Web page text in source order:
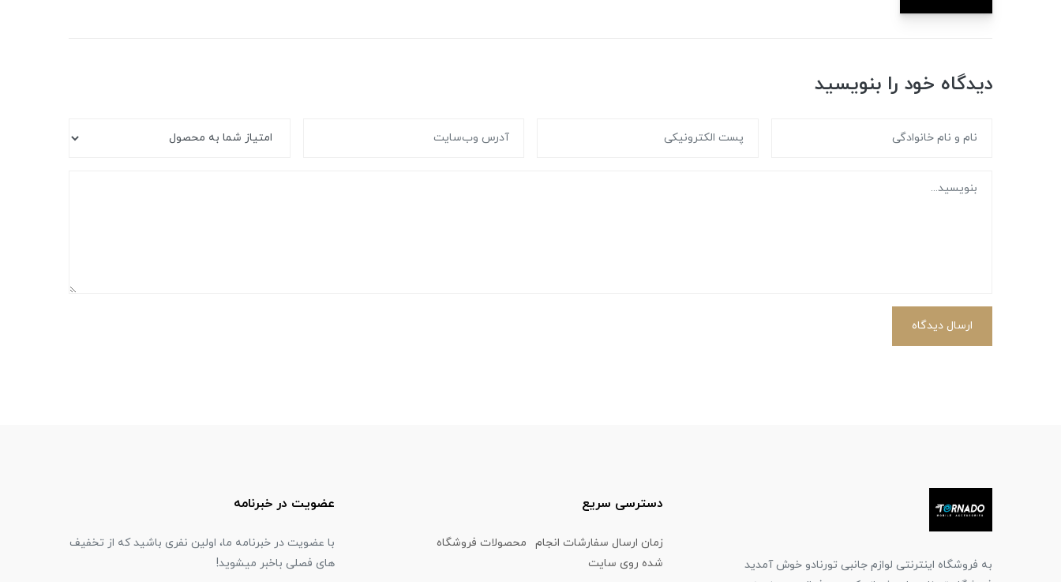
دیدگاه خود را بنویسید
ارسال دیدگاه
به فروشگاه اینترنتی لوازم جانبی تورنادو خوش آمدید
دسترسی سریع
زمان ارسال سفارشات انجام
شده روی سایت
محصولات فروشگاه
عضویت در خبرنامه
با عضویت در خبرنامه ما، اولین نفری باشید که از تخفیف
های فصلی باخبر میشوید!